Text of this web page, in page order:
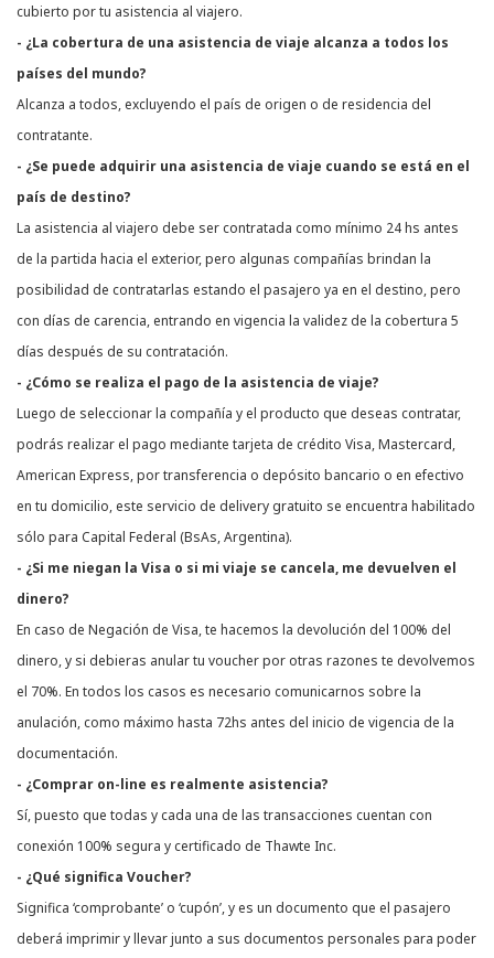
cubierto por tu asistencia al viajero.
- ¿La cobertura de una asistencia de viaje alcanza a todos los
países del mundo?
Alcanza a todos, excluyendo el país de origen o de residencia del
contratante.
- ¿Se puede adquirir una asistencia de viaje cuando se está en el
país de destino?
La asistencia al viajero debe ser contratada como mínimo 24 hs antes
de la partida hacia el exterior, pero algunas compañías brindan la
posibilidad de contratarlas estando el pasajero ya en el destino, pero
con días de carencia, entrando en vigencia la validez de la cobertura 5
días después de su contratación.
- ¿Cómo se realiza el pago de la asistencia de viaje?
Luego de seleccionar la compañía y el producto que deseas contratar,
podrás realizar el pago mediante tarjeta de crédito Visa, Mastercard,
American Express, por transferencia o depósito bancario o en efectivo
en tu domicilio, este servicio de delivery gratuito se encuentra habilitado
sólo para Capital Federal (BsAs, Argentina).
- ¿Si me niegan la Visa o si mi viaje se cancela, me devuelven el
dinero?
En caso de Negación de Visa, te hacemos la devolución del 100% del
dinero, y si debieras anular tu voucher por otras razones te devolvemos
el 70%. En todos los casos es necesario comunicarnos sobre la
anulación, como máximo hasta 72hs antes del inicio de vigencia de la
documentación.
- ¿Comprar on-line es realmente asistencia?
Sí, puesto que todas y cada una de las transacciones cuentan con
conexión 100% segura y certificado de Thawte Inc.
- ¿Qué significa Voucher?
Significa ‘comprobante’ o ‘cupón’, y es un documento que el pasajero
deberá imprimir y llevar junto a sus documentos personales para poder